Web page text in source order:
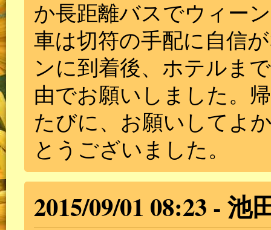
か長距離バスでウィー
車は切符の手配に自信
ンに到着後、ホテルま
由でお願いしました。
たびに、お願いしてよ
とうございました。
2015/09/01 08:23 池